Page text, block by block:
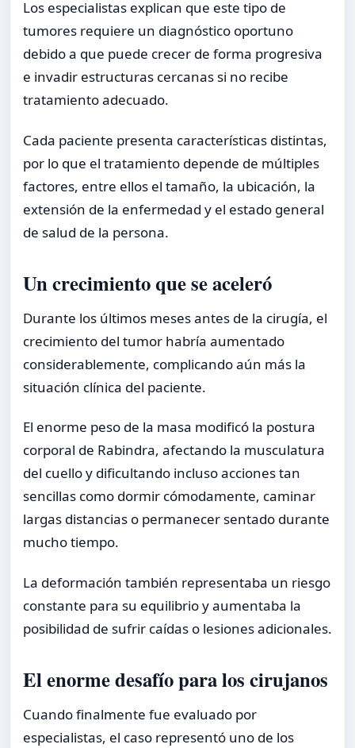
Los especialistas explican que este tipo de
tumores requiere un diagnóstico oportuno
debido a que puede crecer de forma progresiva
e invadir estructuras cercanas si no recibe
tratamiento adecuado.
Cada paciente presenta características distintas,
por lo que el tratamiento depende de múltiples
factores, entre ellos el tamaño, la ubicación, la
extensión de la enfermedad y el estado general
de salud de la persona.
Un crecimiento que se aceleró
Durante los últimos meses antes de la cirugía, el
crecimiento del tumor habría aumentado
considerablemente, complicando aún más la
situación clínica del paciente.
El enorme peso de la masa modificó la postura
corporal de Rabindra, afectando la musculatura
del cuello y dificultando incluso acciones tan
sencillas como dormir cómodamente, caminar
largas distancias o permanecer sentado durante
mucho tiempo.
La deformación también representaba un riesgo
constante para su equilibrio y aumentaba la
posibilidad de sufrir caídas o lesiones adicionales.
El enorme desafío para los cirujanos
Cuando finalmente fue evaluado por
especialistas, el caso representó uno de los